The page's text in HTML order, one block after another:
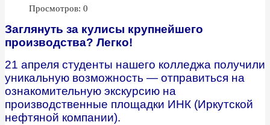
Просмотров: 0
Заглянуть за кулисы крупнейшего
производства? Легко!
21 апреля студенты нашего колледжа получили
уникальную возможность — отправиться на
ознакомительную экскурсию на
производственные площадки ИНК (Иркутской
нефтяной компании).